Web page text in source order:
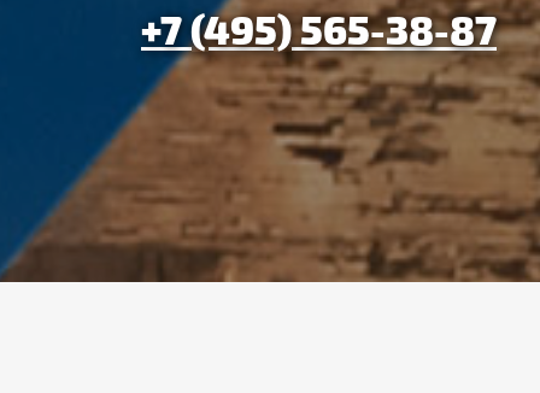
+7 (495) 565-38-87